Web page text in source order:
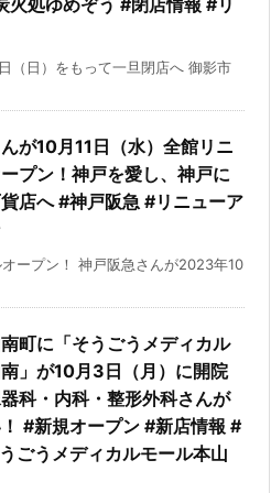
火処ゆめぞう #閉店情報 #リ
（日）をもって一旦閉店へ 御影市
が10月11日（水）全館リニ
プン！神戸を愛し、神戸に
店へ #神戸阪急 #リニューア
ープン！ 神戸阪急さんが2023年10
町に「そうごうメディカル
」が10月3日（月）に開院
科・内科・整形外科さんが
#新規オープン #新店情報 #
ごうメディカルモール本山